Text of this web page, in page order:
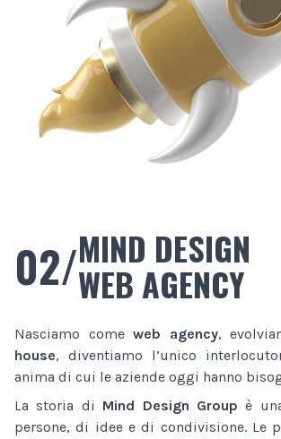
02/MIND DESIGN
WEB AGENCY
Nasciamo come web agency,
house, diventiamo l’unico
anima di cui le aziende oggi hanno
La storia di Mind Design Group è
persone, di idee e di condivisione. Le